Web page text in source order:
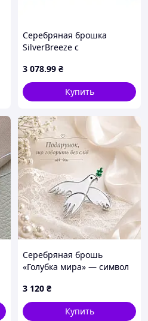
Серебряная брошка
SilverBreeze с
(1975503) D1-2026
3 078.99 ₴
Купить
Серебряная брошь
«Голубка мира» — символ
семейного счастья
3 120 ₴
Купить